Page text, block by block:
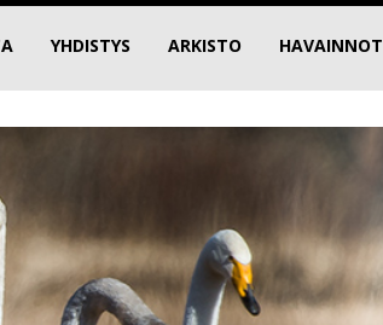
YHDISTYS ARKISTO HAVAINNOT